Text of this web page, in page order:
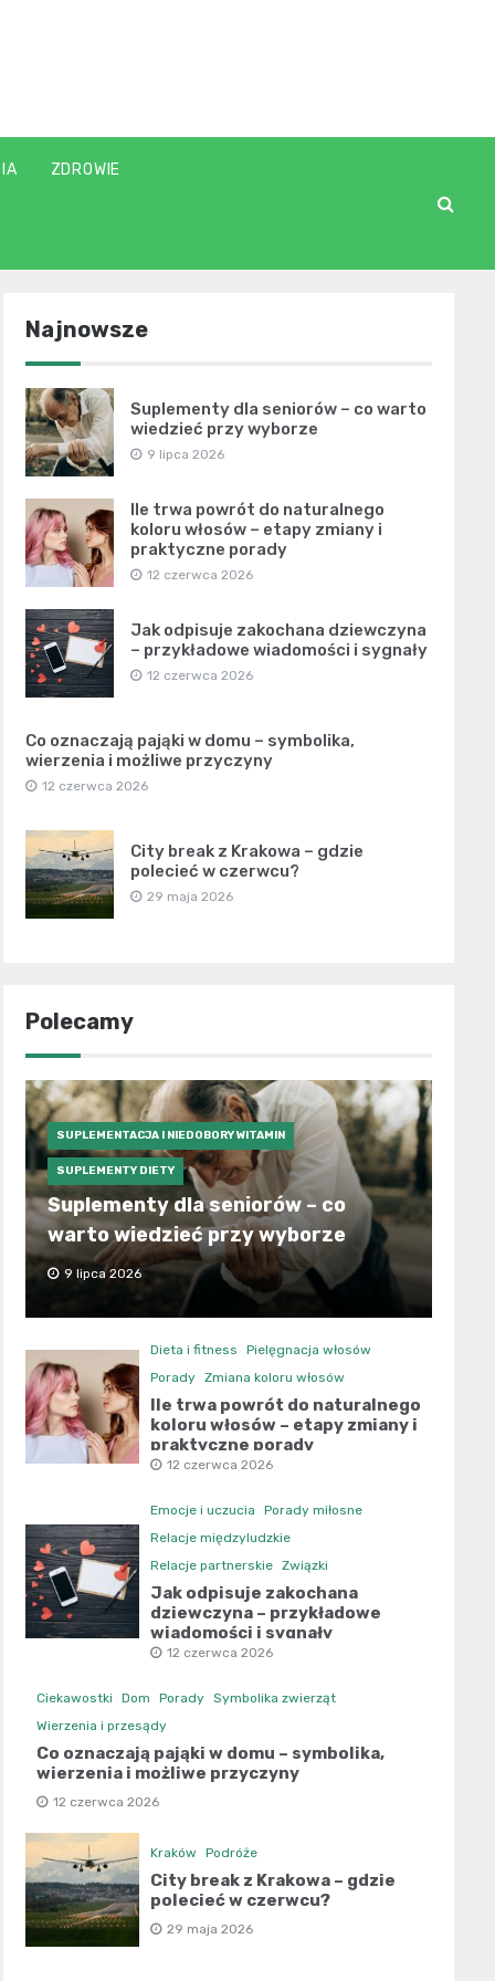
ZDROWIE
Najnowsze
Suplementy dla seniorów – co warto
wiedzieć przy wyborze
9 lipca 2026
Ile trwa powrót do naturalnego
koloru włosów – etapy zmiany i
praktyczne porady
12 czerwca 2026
Jak odpisuje zakochana dziewczyna
– przykładowe wiadomości i sygnały
12 czerwca 2026
Co oznaczają pająki w domu – symbolika,
wierzenia i możliwe przyczyny
12 czerwca 2026
City break z Krakowa – gdzie
polecieć w czerwcu?
29 maja 2026
Polecamy
SUPLEMENTACJA I NIEDOBORY WITAMIN
SUPLEMENTY DIETY
Suplementy dla seniorów – co
warto wiedzieć przy wyborze
9 lipca 2026
Dieta i fitness
Pielęgnacja włosów
Porady Zmiana koloru włosów
Ile trwa powrót do naturalnego
koloru włosów – etapy zmiany i
praktyczne porady
12 czerwca 2026
Emocje i uczucia
Porady miłosne
Relacje międzyludzkie
Relacje partnerskie Związki
Jak odpisuje zakochana
dziewczyna – przykładowe
wiadomości i sygnały
12 czerwca 2026
Ciekawostki Dom Porady Symbolika zwierząt
Wierzenia i przesądy
Co oznaczają pająki w domu – symbolika,
wierzenia i możliwe przyczyny
12 czerwca 2026
Kraków Podróże
City break z Krakowa – gdzie
polecieć w czerwcu?
29 maja 2026